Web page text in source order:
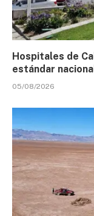
Hospitales de
estándar
05/08/2026